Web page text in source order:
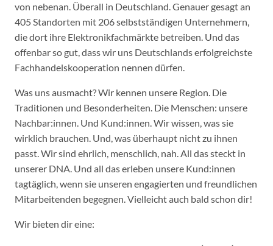
von nebenan. Überall in Deutschland. Genauer gesagt an
405 Standorten mit 206 selbstständigen Unternehmern,
die dort ihre Elektronikfachmärkte betreiben. Und das
offenbar so gut, dass wir uns Deutschlands erfolgreichste
Fachhandelskooperation nennen dürfen.
Was uns ausmacht? Wir kennen unsere Region. Die
Traditionen und Besonderheiten. Die Menschen: unsere
Nachbar:innen. Und Kund:innen. Wir wissen, was sie
wirklich brauchen. Und, was überhaupt nicht zu ihnen
passt. Wir sind ehrlich, menschlich, nah. All das steckt in
unserer DNA. Und all das erleben unsere Kund:innen
tagtäglich, wenn sie unseren engagierten und freundlichen
Mitarbeitenden begegnen. Vielleicht auch bald schon dir!
Wir bieten dir eine: